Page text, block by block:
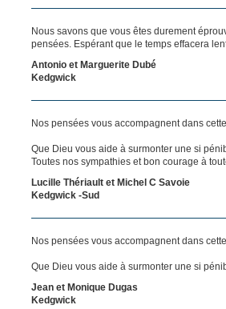
Nous savons que vous êtes durement
pensées. Espérant que le temps effacera
Antonio et Marguerite Dubé
Kedgwick
Nos pensées vous accompagnent dans
Que Dieu vous aide à surmonter une si
Toutes nos sympathies et bon courage à
Lucille Thériault et Michel C Savoie
Kedgwick -Sud
Nos pensées vous accompagnent dans
Que Dieu vous aide à surmonter une si
Jean et Monique Dugas
Kedgwick